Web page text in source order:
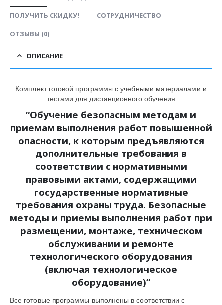
ПОЛУЧИТЬ СКИДКУ! СОТРУДНИЧЕСТВО
ОТЗЫВЫ (0)
ОПИСАНИЕ
Комплект готовой программы с учебными материалами и
тестами для дистанционного обучения
“Обучение безопасным методам и
приемам выполнения работ повышенной
опасности, к которым предъявляются
дополнительные требования в
соответствии с нормативными
правовыми актами, содержащими
государственные нормативные
требования охраны труда. Безопасные
методы и приемы выполнения работ при
размещении, монтаже, техническом
обслуживании и ремонте
технологического оборудования
(включая технологическое
оборудование)”
Все готовые программы выполнены в соответствии с